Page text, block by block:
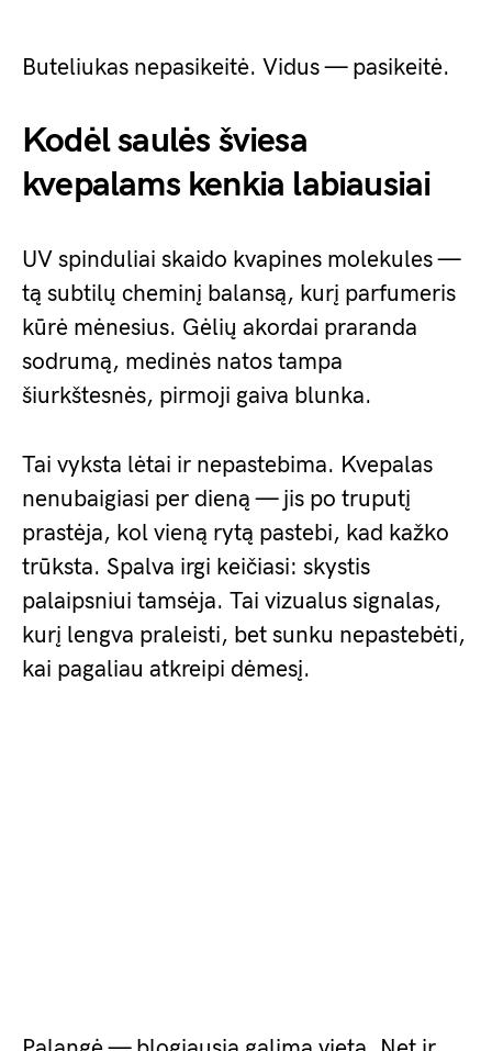
Buteliukas nepasikeitė. Vidus — pasikeitė.
Kodėl saulės šviesa
kvepalams kenkia labiausiai
UV spinduliai skaido kvapines molekules —
tą subtilų cheminį balansą, kurį parfumeris
kūrė mėnesius. Gėlių akordai praranda
sodrumą, medinės natos tampa
šiurkštesnės, pirmoji gaiva blunka.
Tai vyksta lėtai ir nepastebima. Kvepalas
nenubaigiasi per dieną — jis po truputį
prastėja, kol vieną rytą pastebi, kad kažko
trūksta. Spalva irgi keičiasi: skystis
palaipsniui tamsėja. Tai vizualus signalas,
kurį lengva praleisti, bet sunku nepastebėti,
kai pagaliau atkreipi dėmesį.